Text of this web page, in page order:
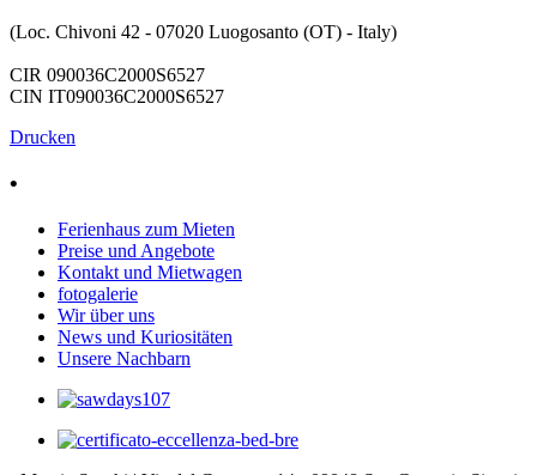
(Loc. Chivoni 42 - 07020 Luogosanto (OT) - Italy)
CIR 090036C2000S6527
CIN IT090036C2000S6527
Drucken
•
Ferienhaus zum Mieten
Preise und Angebote
Kontakt und Mietwagen
fotogalerie
Wir über uns
News und Kuriositäten
Unsere Nachbarn